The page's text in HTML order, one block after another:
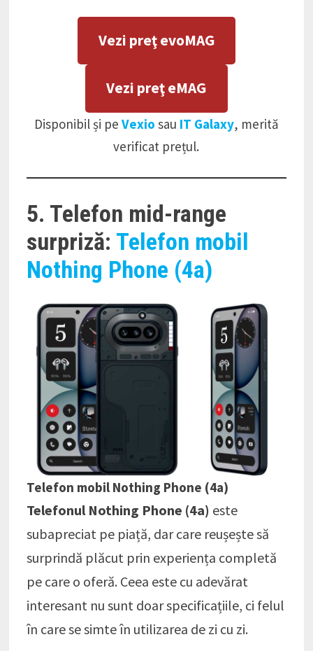
Vezi preţ evoMAG
Vezi preţ eMAG
Disponibil și pe Vexio sau IT Galaxy, merită
verificat prețul.
5. Telefon mid-range
surpriză: Telefon mobil
Nothing Phone (4a)
Telefon mobil Nothing Phone (4a)
Telefonul Nothing Phone (4a) este
subapreciat pe piață, dar care reușește să
surprindă plăcut prin experiența completă
pe care o oferă. Ceea este cu adevărat
interesant nu sunt doar specificațiile, ci felul
în care se simte în utilizarea de zi cu zi.